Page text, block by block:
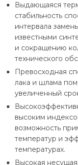
Выдающаяся
стабильность
интервала
известными
и сокращению
технического
Превосходная
лака и шлама
увеличенный
высоким
возможность
температур и
температурах.
Высокая